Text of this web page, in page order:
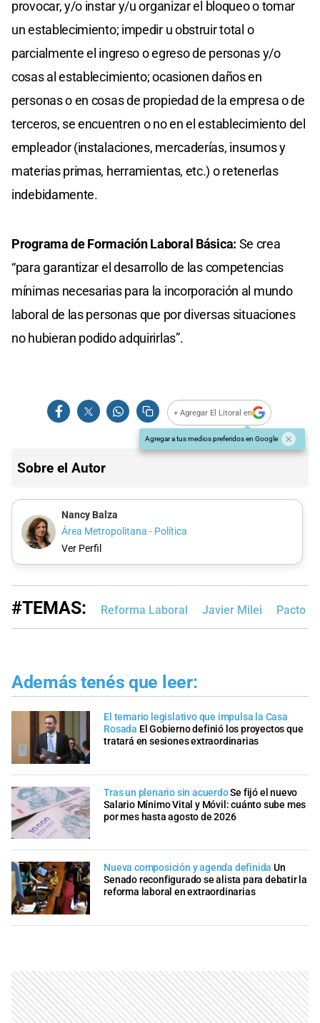
provocar, y/o instar y/u organizar el bloqueo o tomar
un establecimiento; impedir u obstruir total o
parcialmente el ingreso o egreso de personas y/o
cosas al establecimiento; ocasionen daños en
personas o en cosas de propiedad de la empresa o de
terceros, se encuentren o no en el establecimiento del
empleador (instalaciones, mercaderías, insumos y
materias primas, herramientas, etc.) o retenerlas
indebidamente.
Programa de Formación Laboral Básica: Se crea
“para garantizar el desarrollo de las competencias
mínimas necesarias para la incorporación al mundo
laboral de las personas que por diversas situaciones
no hubieran podido adquirirlas”.
+ Agregar El Litoral en
Agregar a tus medios preferidos en Google
Sobre el Autor
Nancy Balza
Área Metropolitana - Política
Ver Perfil
#TEMAS: Reforma Laboral Javier Milei Pacto
Además tenés que leer:
El temario legislativo que impulsa la Casa
Rosada El Gobierno definió los proyectos que
tratará en sesiones extraordinarias
Tras un plenario sin acuerdoSe fijó el nuevo
Salario Mínimo Vital y Móvil: cuánto sube mes
por mes hasta agosto de 2026
Nueva composición y agenda definida Un
Senado reconfigurado se alista para debatir la
reforma laboral en extraordinarias